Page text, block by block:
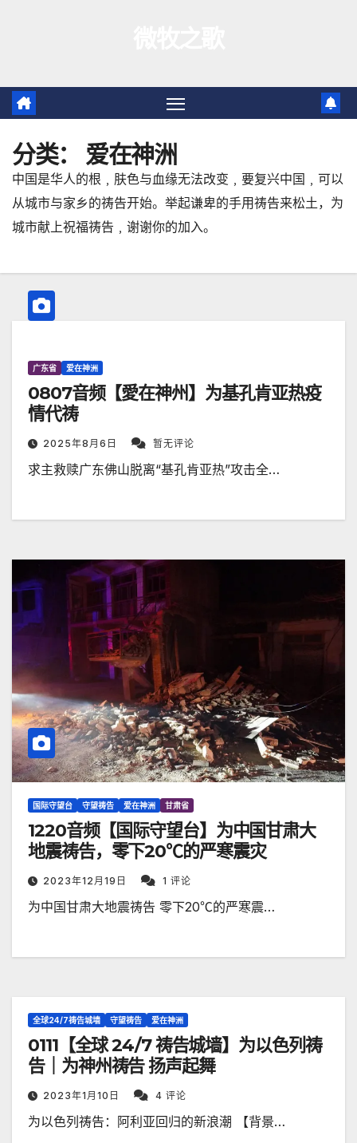
容
分类： 爱在神洲
中国是华人的根﹐肤色与血缘无法改变﹐要复兴中国﹐可以
从城市与家乡的祷告开始。举起谦卑的手用祷告来松土，为
城市献上祝福祷告﹐谢谢你的加入。
广东省 爱在神洲
0807音频【愛在神州】为基孔肯亚热疫
情代祷
2025年8月6日 暂无评论
求主救赎广东佛山脱离“基孔肯亚热”攻击全…
国际守望台 守望祷告 爱在神洲 甘肃省
1220音频【国际守望台】为中国甘肃大
地震祷告，零下20℃的严寒震灾
2023年12月19日 1 评论
为中国甘肃大地震祷告 零下20℃的严寒震…
全球24/7祷告城墙 守望祷告 爱在神洲
0111【全球 24/7 祷告城墙】为以色列祷
告｜为神州祷告 扬声起舞
2023年1月10日 4 评论
为以色列祷告：阿利亚回归的新浪潮 【背景…